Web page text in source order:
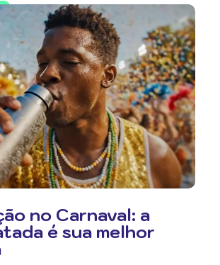
no Carnaval: a
é sua melhor